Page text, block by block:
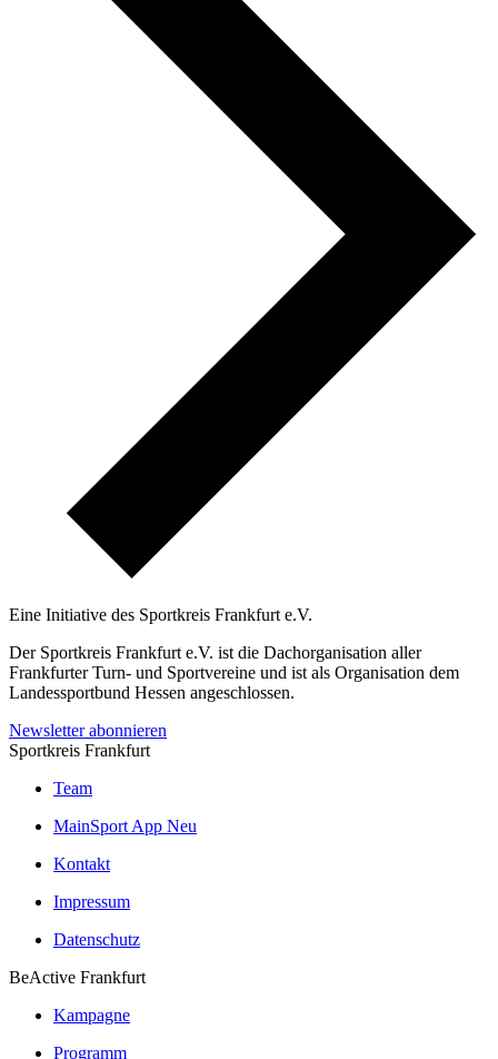
Eine Initiative des Sportkreis Frankfurt e.V.
Der Sportkreis Frankfurt e.V. ist die Dachorganisation aller
Frankfurter Turn- und Sportvereine und ist als Organisation dem
Landessportbund Hessen angeschlossen.
Newsletter abonnieren
Sportkreis Frankfurt
Team
MainSport App Neu
Kontakt
Impressum
Datenschutz
BeActive Frankfurt
Kampagne
Programm